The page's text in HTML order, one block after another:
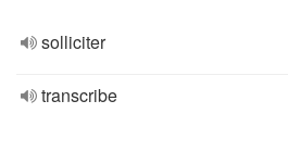
solliciter
transcribe